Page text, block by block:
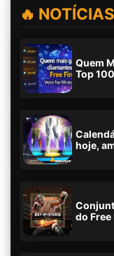
🔥
Quem
Top
hoje,
do Free